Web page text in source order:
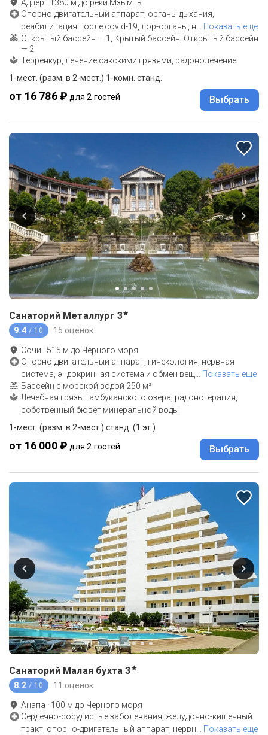
Адлер · 1380 м до реки Мзымты
Опорно-двигательный аппарат, органы дыхания,
реабилитация после covid-19, лор-органы, н
Показать еще
Открытый бассейн — 1, Крытый бассейн, Открытый бассейн
— 2
Терренкур, лечение сакскими грязями, радонолечение
1-мест. (разм. в 2-мест.) 1-комн. станд.
от 16 786 ₽ для 2 гостей Выбрать
Санаторий Металлург 3★
9.4 / 10 15 оценок
Сочи · 515 м до Черного моря
Опорно-двигательный аппарат, гинекология, нервная
система, эндокринная система и обмен вещ… Показать еще
Бассейн с морской водой 250 м²
Лечебная грязь Тамбуканского озера, радонотерапия,
собственный бювет минеральной воды
1-мест. (разм. в 2-мест.) станд. (1 эт.)
от 16 000 ₽ для 2 гостей Выбрать
Санаторий Малая бухта 3★
8.2 / 10 11 оценок
Анапа · 100 м до Черного моря
Сердечно-сосудистые заболевания, желудочно-кишечный
тракт, опорно-двигательный аппарат, нервн… Показать еще